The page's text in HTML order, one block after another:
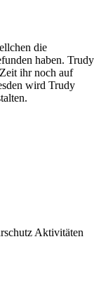
die
haben. Trudy
ihr noch auf
wird Trudy
Aktivitäten